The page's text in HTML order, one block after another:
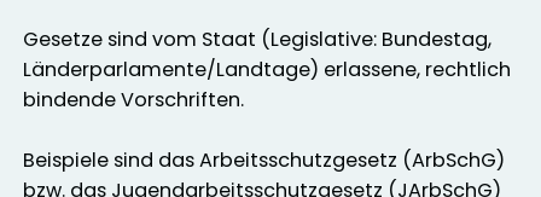
Gesetze sind vom Staat (Legislative: Bundestag,
Länderparlamente/Landtage) erlassene, rechtlich
bindende Vorschriften.
Beispiele sind das Arbeitsschutzgesetz (ArbSchG)
bzw. das Jugendarbeitsschutzgesetz (JArbSchG)